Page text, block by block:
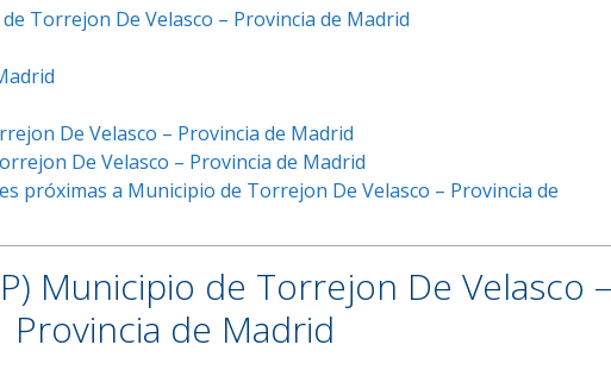
Torrejon De Velasco – Provincia de Madrid
De Velasco – Provincia de Madrid
De Velasco – Provincia de Madrid
próximas a Municipio de Torrejon De Velasco – Provincia de
Municipio de Torrejon De Velasco –
Provincia de Madrid